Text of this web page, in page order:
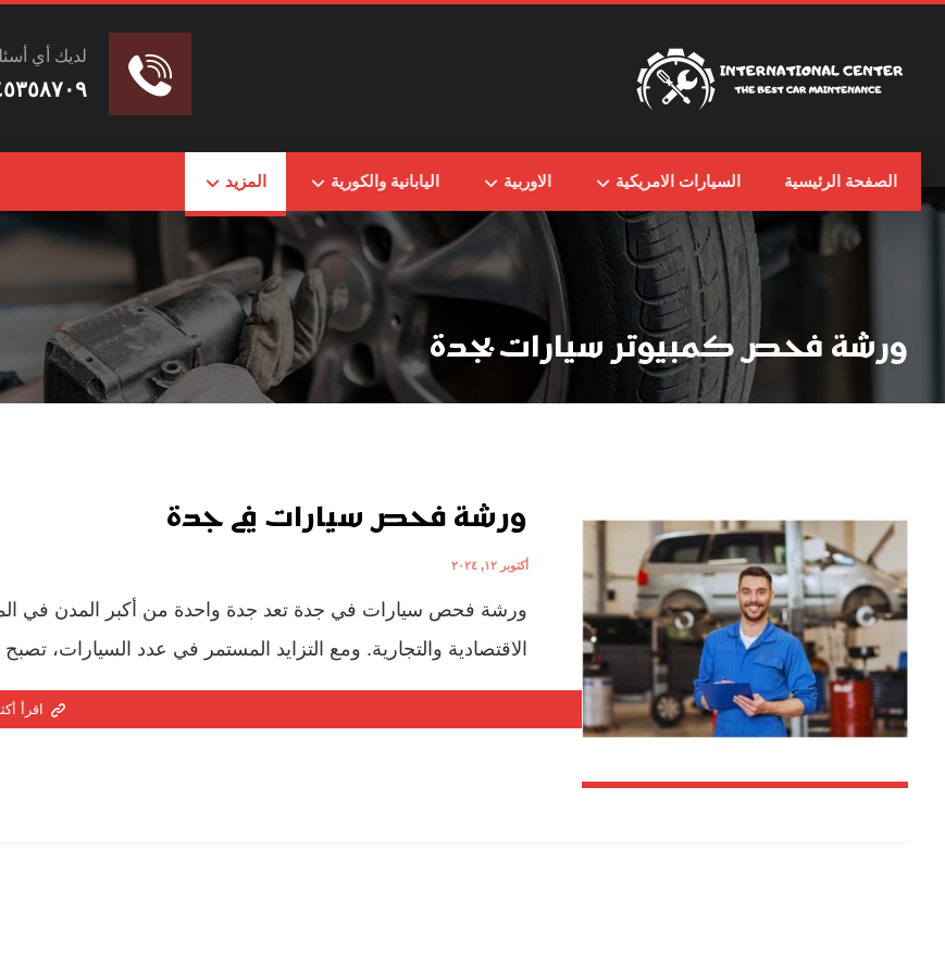
لديك أي
الصفحة الرئيسية السيارات الامريكية الاوربية اليابانية والكورية المزيد
ورشة فحص كمبيوتر سيارات بجدة
ورشة فحص سيارات في جدة
أكتوبر ١٢, ٢٠٢٤
ورشة فحص سيارات في جدة تعد جدة واحدة من أكبر المدن في
الاقتصادية والتجارية. ومع التزايد المستمر في عدد السيارات،
اقرأ